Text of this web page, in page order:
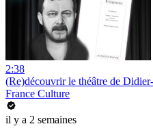
2:38
(Re)découvrir le théâtre de
France Culture
il y a 2 semaines